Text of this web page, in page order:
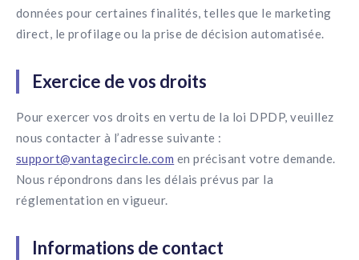
données pour certaines finalités, telles que le marketing
direct, le profilage ou la prise de décision automatisée.
Exercice de vos droits
Pour exercer vos droits en vertu de la loi DPDP, veuillez
nous contacter à l’adresse suivante :
support@vantagecircle.com en précisant votre demande.
Nous répondrons dans les délais prévus par la
réglementation en vigueur.
Informations de contact